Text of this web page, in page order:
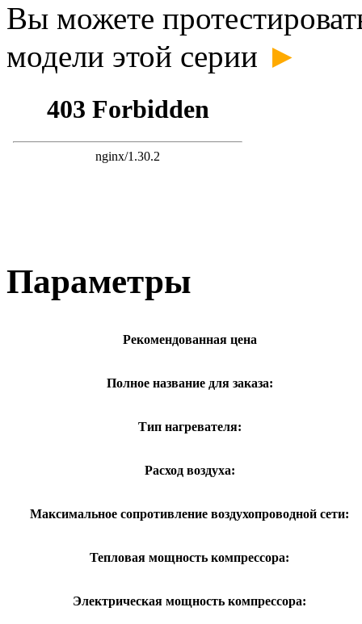
Вы можете
модели этой серии ►
Параметры
Рекомендованная цена
Полное название для заказа:
Тип нагревателя:
Расход воздуха:
Максимальное сопротивление воздухопроводной сети:
Тепловая мощность компрессора:
Электрическая мощность компрессора: